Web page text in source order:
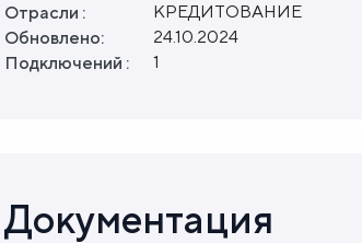
Отрасли :
КРЕДИТОВАНИЕ
Обновлено:
24.10.2024
Подключений :
1
Документация